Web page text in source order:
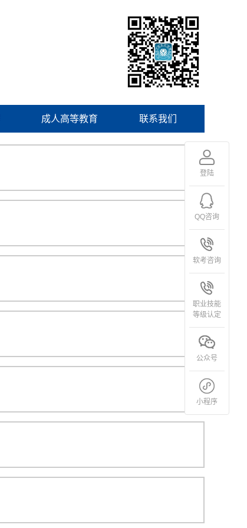
成人高等教育 联系我们
登陆
QQ咨询
软考咨询
职业技能
等级认定
公众号
小程序